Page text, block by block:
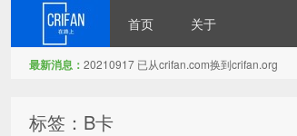
首页 关于
最新消息： 20210917 已从crifan.com换到crifan.org
标签：B卡